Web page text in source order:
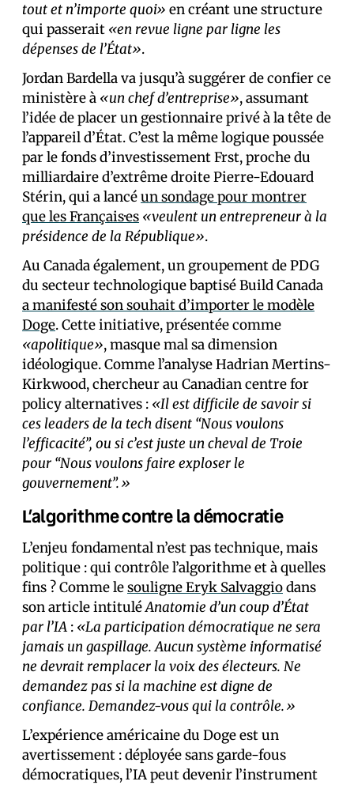
tout et n’importe quoi» en créant une structure
qui passerait «en revue ligne par ligne les
dépenses de l’État».
Jordan Bardella va jusqu’à suggérer de confier ce
ministère à «un chef d’entreprise», assumant
l’idée de placer un gestionnaire privé à la tête de
l’appareil d’État. C’est la même logique poussée
par le fonds d’investissement Frst, proche du
milliardaire d’extrême droite Pierre-Edouard
Stérin, qui a lancéun sondage pour montrer
que les Français·es «veulent un entrepreneur à la
présidence de la République».
Au Canada également, un groupement de PDG
du secteur technologique baptisé Build Canada
a manifesté son souhait d’importer le modèle
Doge. Cette initiative, présentée comme
«apolitique», masque mal sa dimension
idéologique. Comme l’analyse Hadrian Mertins-
Kirkwood, chercheur au Canadian centre for
policy alternatives : «Il est difficile de savoir si
ces leaders de la tech disent “Nous voulons
l’efficacité”, ou si c’est juste un cheval de Troie
pour “Nous voulons faire exploser le
gouvernement”.»
L’algorithme contre la démocratie
L’enjeu fondamental n’est pas technique, mais
politique : qui contrôle l’algorithme et à quelles
fins ? Comme lesouligne Eryk Salvaggiodans
son article intituléAnatomie d’un coup d’État
par l’IA : «La participation démocratique ne sera
jamais un gaspillage. Aucun système informatisé
ne devrait remplacer la voix des électeurs. Ne
demandez pas si la machine est digne de
confiance. Demandez-vous qui la contrôle.»
L’expérience américaine du Doge est un
avertissement : déployée sans garde-fous
démocratiques, l’IA peut devenir l’instrument